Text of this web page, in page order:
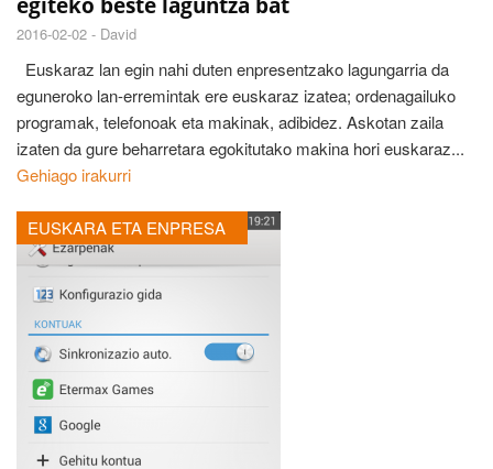
2016-02-02 - David
Euskaraz lan egin nahi duten enpresentzako lagungarria da
eguneroko lan-erremintak ere euskaraz izatea; ordenagailuko
programak, telefonoak eta makinak, adibidez. Askotan zaila
izaten da gure beharretara egokitutako makina hori euskaraz...
Gehiago irakurri
EUSKARA ETA ENPRESA